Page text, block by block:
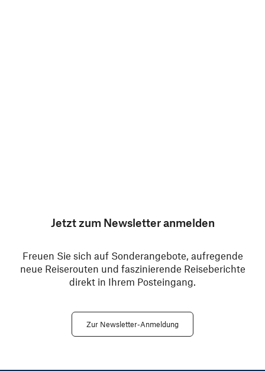
Jetzt zum Newsletter anmelden
Freuen Sie sich auf Sonderangebote, aufregende
neue Reiserouten und faszinierende Reiseberichte
direkt in Ihrem Posteingang.
Zur Newsletter-Anmeldung